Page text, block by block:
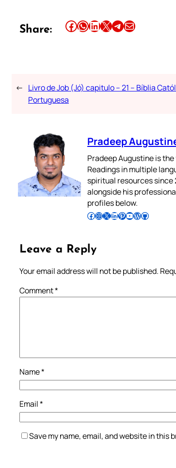
Share: Share this article on Facebook Share this article on WhatsApp Share this article on LinkedIn Share this article on X Share this article on TelegramEmail this Article
← Livro de Job (Jó) capitulo – 21 – Bíblia
Portuguesa
Pradeep
Pradeep Augustine is
Readings in multiple
spiritual resources since
alongside his
profiles below.
Follow Pradeep on Facebook Follow Pradeep on InstagramFollow Pradeep on X Follow Pradeep on LinkedIn Follow Pradeep on Pinterest Subscribe to Pradeep’s Youtube Channel Follow Pradeep on WordPress Follow Pradeep on GitHub
Leave a Reply
Your email address will not be published.
Comment*
Name*
Email*
Save my name, email, and website in this